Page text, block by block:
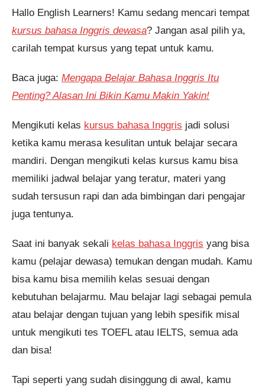
Hallo English Learners! Kamu sedang mencari tempat
kursus bahasa Inggris dewasa? Jangan asal pilih ya,
carilah tempat kursus yang tepat untuk kamu.
Baca juga: Mengapa Belajar Bahasa Inggris Itu
Penting? Alasan Ini Bikin Kamu Makin Yakin!
Mengikuti kelas kursus bahasa Inggris jadi solusi
ketika kamu merasa kesulitan untuk belajar secara
mandiri. Dengan mengikuti kelas kursus kamu bisa
memiliki jadwal belajar yang teratur, materi yang
sudah tersusun rapi dan ada bimbingan dari pengajar
juga tentunya.
Saat ini banyak sekali kelas bahasa Inggris yang bisa
kamu (pelajar dewasa) temukan dengan mudah. Kamu
bisa kamu bisa memilih kelas sesuai dengan
kebutuhan belajarmu. Mau belajar lagi sebagai pemula
atau belajar dengan tujuan yang lebih spesifik misal
untuk mengikuti tes TOEFL atau IELTS, semua ada
dan bisa!
Tapi seperti yang sudah disinggung di awal, kamu
Pendaftaran
Inggrit Dwi Rizky dari Depok
Integrated Speaking 2 Bulan 7